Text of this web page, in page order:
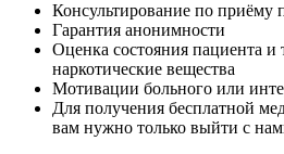
Консультирование по приёму
Гарантия анонимности
Оценка состояния пациента и
наркотические вещества
Мотивации больного или
Для получения бесплатной
вам нужно только выйти с